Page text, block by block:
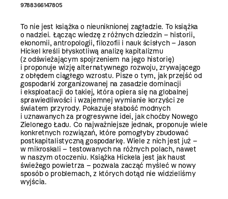
9788366147805
To nie jest książka o nieuniknionej zagładzie. To książka
o nadziei. Łącząc wiedzę z różnych dziedzin – historii,
ekonomii, antropologii, filozofii i nauk ścisłych – Jason
Hickel kreśli błyskotliwą analizę kapitalizmu
(z odświeżającym spojrzeniem na jego historię)
i proponuje wizję alternatywnego rozwoju, zrywającego
z obłędem ciągłego wzrostu. Pisze o tym, jak przejść od
gospodarki zorganizowanej na zasadzie dominacji
i eksploatacji do takiej, która opiera się na globalnej
sprawiedliwości i wzajemnej wymianie korzyści ze
światem przyrody. Pokazuje słabość modnych
i uznawanych za progresywne idei, jak choćby Nowego
Zielonego Ładu. Co najważniejsze jednak, proponuje wiele
konkretnych rozwiązań, które pomogłyby zbudować
postkapitalistyczną gospodarkę. Wiele z nich jest już –
w mikroskali – testowanych na różnych polach, nawet
w naszym otoczeniu. Książka Hickela jest jak haust
świeżego powietrza – pozwala zacząć myśleć w nowy
sposób o problemach, z których dotąd nie widzieliśmy
wyjścia.